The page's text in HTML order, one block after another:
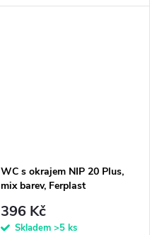
WC s okrajem NIP 20 Plus,
mix barev, Ferplast
396 Kč
Skladem >5 ks